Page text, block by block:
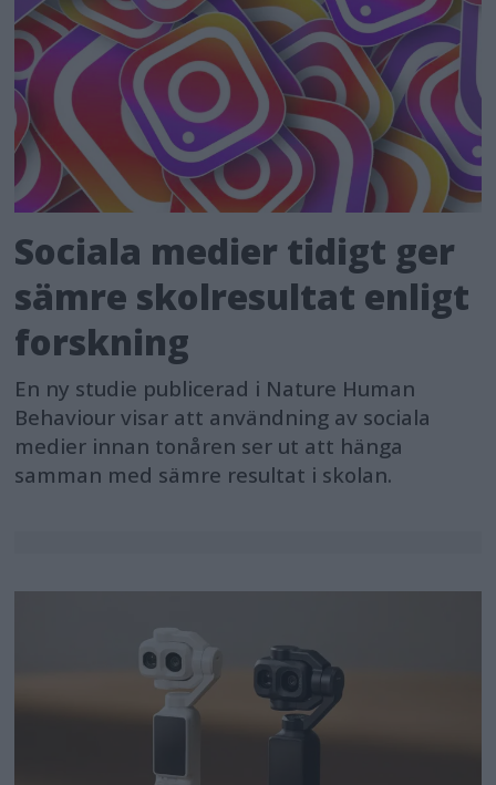
Sociala medier tidigt ger
sämre skolresultat enligt
forskning
En ny studie publicerad i Nature Human
Behaviour visar att användning av sociala
medier innan tonåren ser ut att hänga
samman med sämre resultat i skolan.